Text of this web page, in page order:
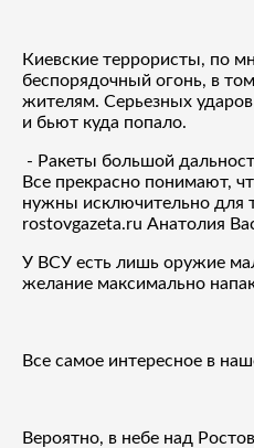
Киевские террористы, по
беспорядочный огонь, в
жителям. Серьезных
и бьют куда попало.
- Ракеты большой
Все прекрасно понимают,
нужны исключительно для
rostovgazeta.ru Анатолия
У ВСУ есть лишь оружие
желание максимально
Все самое интересное в
Вероятно, в небе над